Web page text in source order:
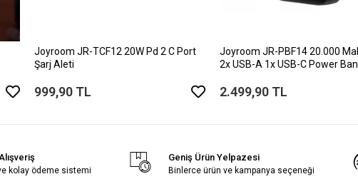
Joyroom JR-TCF12 20W Pd 2 C Port
Şarj Aleti
999,90 TL
Joyroom JR-PBF14 20.000
2x USB-A 1x USB-C Power
2.499,90 TL
kolay ödeme sistemi
Geniş Ürün Yelpazesi
Binlerce ürün ve kampanya seçeneği